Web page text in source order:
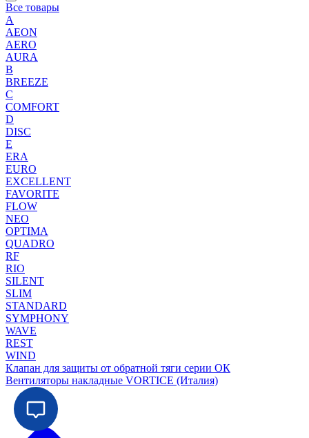
Все товары
A
AEON
AERO
AURA
B
BREEZE
C
COMFORT
D
DISC
E
ERA
EURO
EXCELLENT
FAVORITE
FLOW
NEO
OPTIMA
QUADRO
RF
RIO
SILENT
SLIM
STANDARD
SYMPHONY
WAVE
REST
WIND
Клапан для защиты от обратной тяги серии ОК
Вентиляторы накладные VORTICE (Италия)